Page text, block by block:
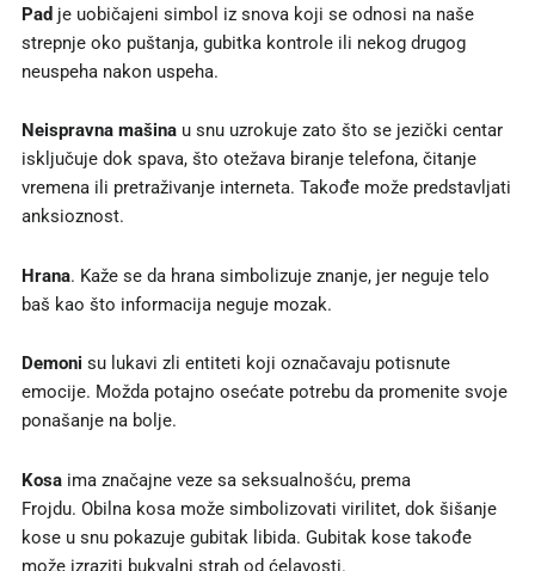
Pad je uobičajeni simbol iz snova koji se odnosi na naše
strepnje oko puštanja, gubitka kontrole ili nekog drugog
neuspeha nakon uspeha.
Neispravna mašinau snu uzrokuje zato što se jezički centar
isključuje dok spava, što otežava biranje telefona, čitanje
vremena ili pretraživanje interneta. Takođe može predstavljati
anksioznost.
Hrana. Kaže se da hrana simbolizuje znanje, jer neguje telo
baš kao što informacija neguje mozak.
Demoni su lukavi zli entiteti koji označavaju potisnute
emocije. Možda potajno osećate potrebu da promenite svoje
ponašanje na bolje.
Kosaima značajne veze sa seksualnošću, prema
Frojdu. Obilna kosa može simbolizovati virilitet, dok šišanje
kose u snu pokazuje gubitak libida. Gubitak kose takođe
može izraziti bukvalni strah od ćelavosti.